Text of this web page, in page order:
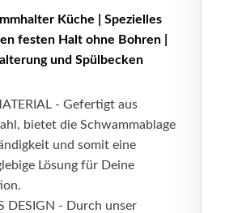
Küche | Spezielles
festen Halt ohne Bohren |
und Spülbecken
- Gefertigt aus
bietet die Schwammablage
und somit eine
Lösung für Deine
DESIGN - Durch unser